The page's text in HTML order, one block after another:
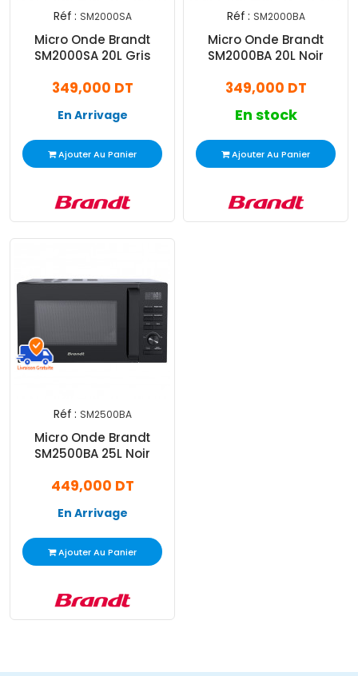
Réf : SM2000SA
Micro Onde Brandt
SM2000SA 20L Gris
349,000 DT
En Arrivage
Ajouter Au Panier
Réf : SM2000BA
Micro Onde Brandt
SM2000BA 20L Noir
349,000 DT
En stock
Ajouter Au Panier
Réf : SM2500BA
Micro Onde Brandt
SM2500BA 25L Noir
449,000 DT
En Arrivage
Ajouter Au Panier